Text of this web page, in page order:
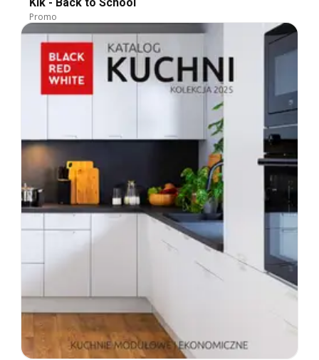
Kik - Back to School
Promo